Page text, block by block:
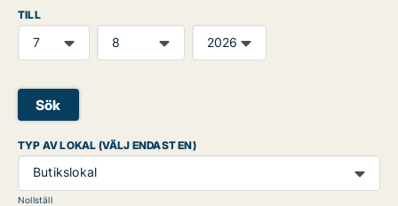
TILL
Sök
TYP AV LOKAL (VÄLJ ENDAST EN)
Butikslokal
Nollställ